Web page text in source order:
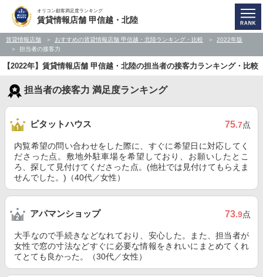
オリコン顧客満足度ランキング
賃貸情報店舗 甲信越・北陸
賃貸情報店舗 おすすめの賃貸情報店舗 甲信越・北陸ランキング・比較
2022年版
担当者の接客力
【2022年】賃貸情報店舗 甲信越・北陸の担当者の接客力ランキング・比較
担当者の接客力 満足度ランキング
ピタットハウス 75.7点
内覧希望の問い合わせをした際に、すぐに希望日に対応してく
ださった点。敷地外駐車場を希望しており、お願いしたとこ
ろ、探して見付けてくださった点。(他社では見付けてもらえま
せんでした。)（40代／女性）
アパマンショップ 73.9点
大手なので手続きなどなれており、安心した。また、担当者が
女性で窓の寸法などすぐに必要な情報をきれいにまとめてくれ
てとても良かった。（30代／女性）